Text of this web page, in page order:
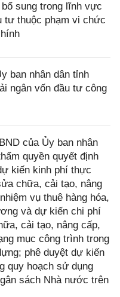
sung trong lĩnh vực
tư thuộc phạm vi chức
ban nhân dân tỉnh
ngân vốn đầu tư công
của Ủy ban nhân
quyền quyết định
kiến kinh phí thực
chữa, cải tạo, nâng
vụ thuê hàng hóa,
và dự kiến chi phí
cải tạo, nâng cấp,
mục công trình trong
phê duyệt dự kiến
quy hoạch sử dụng
sách Nhà nước trên